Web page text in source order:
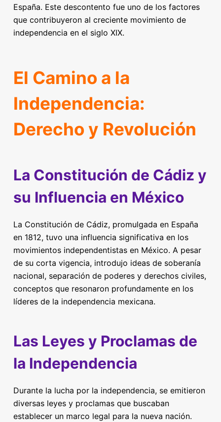
España. Este descontento fue uno de los factores
que contribuyeron al creciente movimiento de
independencia en el siglo XIX.
El Camino a la
Independencia:
Derecho y Revolución
La Constitución de Cádiz y
su Influencia en México
La Constitución de Cádiz, promulgada en España
en 1812, tuvo una influencia significativa en los
movimientos independentistas en México. A pesar
de su corta vigencia, introdujo ideas de soberanía
nacional, separación de poderes y derechos civiles,
conceptos que resonaron profundamente en los
líderes de la independencia mexicana.
Las Leyes y Proclamas de
la Independencia
Durante la lucha por la independencia, se emitieron
diversas leyes y proclamas que buscaban
establecer un marco legal para la nueva nación.